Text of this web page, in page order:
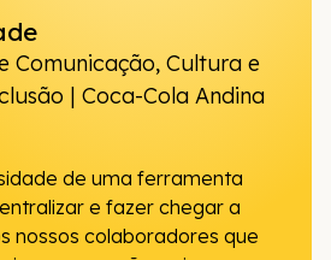
Comunicação, Cultura e
| Coca-Cola Andina
de uma ferramenta
e fazer chegar a
nossos colaboradores que